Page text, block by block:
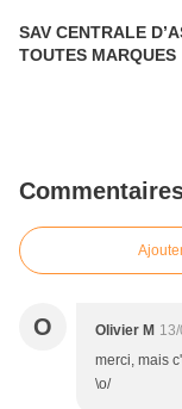
SAV CENTRALE
TOUTES MARQUES
O Olivier M
merci, mais
\o/